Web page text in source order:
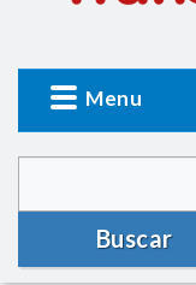
Menu
Buscar